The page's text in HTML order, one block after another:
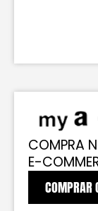
COMPRA
E-
COMPRAR